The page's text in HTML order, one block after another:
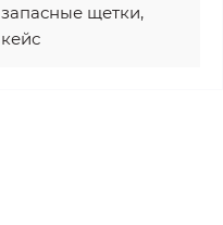
запасные щетки,
кейс